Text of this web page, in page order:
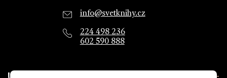
info@svetknihy.cz
224 498 236
602 590 888